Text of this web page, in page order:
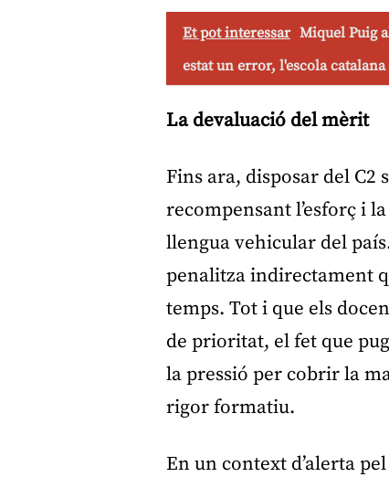
Et pot interessar Miquel Puig
estat un error, l'escola catalana
La devaluació del mèrit
Fins ara, disposar del C2
recompensant l’esforç i
llengua vehicular del
penalitza indirectament
temps. Tot i que els
de prioritat, el fet que
la pressió per cobrir la
rigor formatiu.
En un context d’alerta